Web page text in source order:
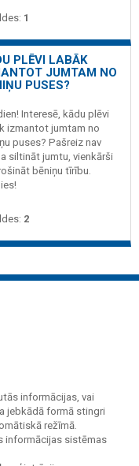
1
PLĒVI LABĀK
JUMTAM NO
PUSES?
Interesē, kādu plēvi
izmantot jumtam no
puses? Pašreiz nav
siltināt jumtu, vienkārši
bēniņu tīrību.
2
informācijas, vai
jebkādā formā stingri
režīmā.
informācijas sistēmas